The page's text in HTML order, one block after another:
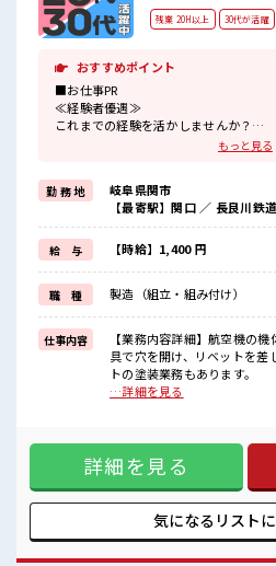
残業 20H以上 30代が活躍
おすすめポイント
■お仕事PR
≪経験者優遇≫
これまでの経験を活かしませんか？
≪稼ぎたい人向け≫
高収入を希望される方にオススメ。
残業は月20時間以上あります♪
≪動きやすい制服アリ≫
制服があるので、
毎日の服装の悩み解消♪
≪収入アップを目指せる≫
高時給だらけの派遣のお仕事です！
■職場の雰囲気
休憩室で自分タイム！
のんびりスマホチェック♪
職場にはロッカー完備！
もっと見る
勤 務 地
岐阜県関市
【最寄駅】関口 ／ 長良川鉄道
給 与 【時給】1,400 円
職 種 製造（組立・組み付け）
仕事内容
【業務内容詳細】航空機の
具で穴を開け、リベットを差
トの塗装業務もあります。
お仕事PR ≪経験者優遇≫ こ
メ。 残業は月20時間以上あ
制服があるので、 毎日の服
指せる≫ 高時給だらけの派遣のお仕事
休憩室で自分タイム！ のん
ッカー完備！ 私物の置きす
多めだからしっかり稼ぎたい
…詳細を見る
詳細を見る
気になるリストに